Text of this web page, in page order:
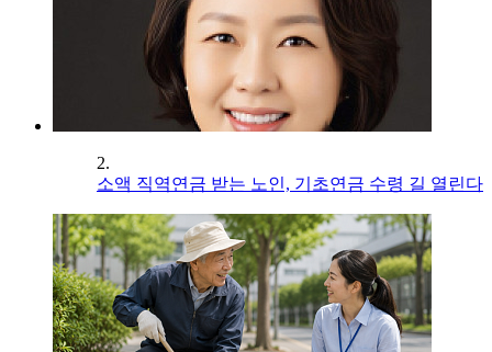
2.
소액 직역연금 받는 노인, 기초연금 수령 길 열린다